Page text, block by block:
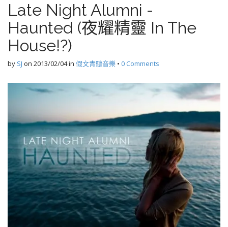
Late Night Alumni -
Haunted (夜耀精靈 In The
House!?)
by SJ on 2013/02/04in 假文青聽音樂 • 0 Comments